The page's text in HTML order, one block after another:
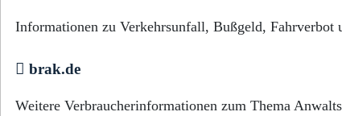
Informationen zu Verkehrsunfall, Bußgeld, Fahrverbot
brak.de
Weitere Verbraucherinformationen zum Thema